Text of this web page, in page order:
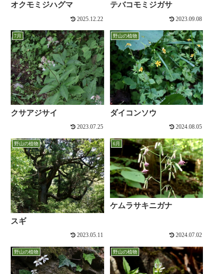
オクモミジハグマ
2025.12.22
テバコモミジガサ
2023.09.08
7月
クサアジサイ
2023.07.25
野山の植物
ダイコンソウ
2024.08.05
野山の植物
スギ
2023.05.11
6月
ケムラサキニガナ
2024.07.02
野山の植物 野山の植物